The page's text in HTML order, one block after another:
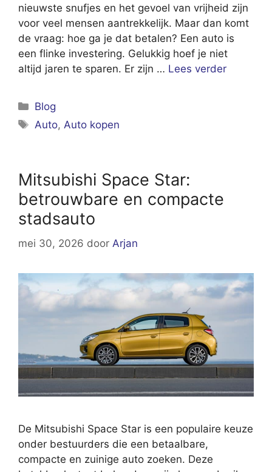
nieuwste snufjes en het gevoel van vrijheid zijn
voor veel mensen aantrekkelijk. Maar dan komt
de vraag: hoe ga je dat betalen? Een auto is
een flinke investering. Gelukkig hoef je niet
altijd jaren te sparen. Er zijn … Lees verder
Categorieën
Blog
Tags
Auto,Auto kopen
Mitsubishi Space Star:
betrouwbare en compacte
stadsauto
mei 30, 2026 door Arjan
De Mitsubishi Space Star is een populaire keuze
onder bestuurders die een betaalbare,
compacte en zuinige auto zoeken. Deze